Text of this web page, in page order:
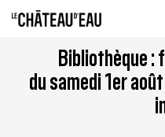
Aller
contenu
Aller
à
la
navigation
Bibliothèque
du samedi 1er